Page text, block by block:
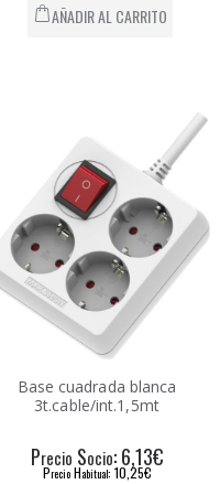
AÑADIR AL CARRITO
Base cuadrada blanca
3t.cable/int.1,5mt
Precio Socio: 6,13€
PrecioHabitual: 10,25€